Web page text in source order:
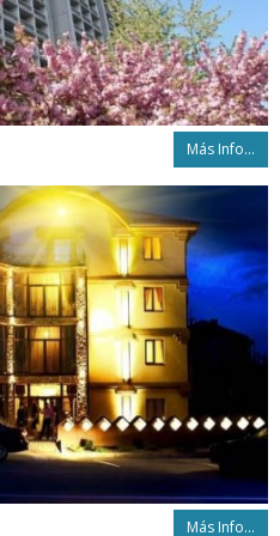
Más Info...
Más Info...